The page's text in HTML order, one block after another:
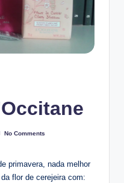
No Comments
primavera, nada melhor
flor de cerejeira com: